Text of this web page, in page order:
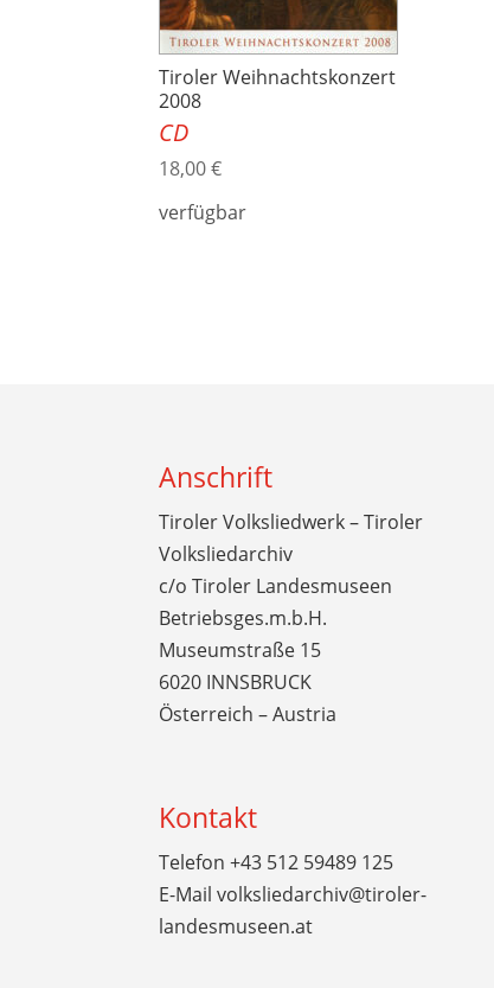
Tiroler Weihnachtskonzert
2008
CD
18,00€
verfügbar
Anschrift
Tiroler Volksliedwerk – Tiroler
Volksliedarchiv
c/o Tiroler Landesmuseen
Betriebsges.m.b.H.
Museumstraße 15
6020 INNSBRUCK
Österreich – Austria
Kontakt
Telefon+43 512 59489 125
E-Mailvolksliedarchiv@tiroler-
landesmuseen.at